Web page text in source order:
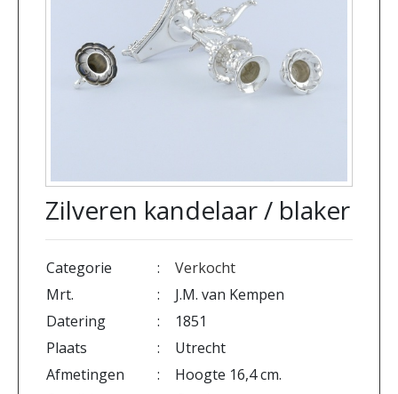
Zilveren kandelaar / blaker
Categorie :
Verkocht
Mrt.
:
J.M. van Kempen
Datering
:
1851
Plaats
:
Utrecht
Afmetingen
:
Hoogte 16,4 cm.